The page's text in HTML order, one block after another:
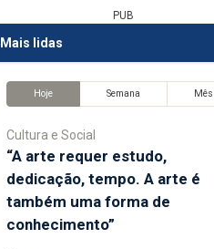
PUB
Mais lidas
Hoje Semana Mês
Cultura e Social
“A arte requer estudo,
dedicação, tempo. A arte é
também uma forma de
conhecimento”